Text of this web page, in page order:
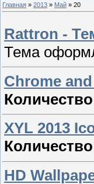
Главная » 2013 » Май » 20
Rattron -
Тема
Chrome
XYL 2013
HD